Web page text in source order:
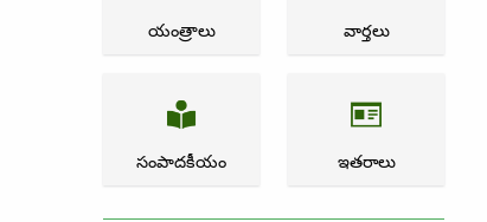
యంత్రాలు వార్తలు
సంపాదకీయం ఇతరాలు